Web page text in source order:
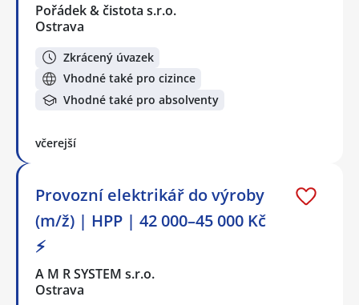
Pořádek & čistota s.r.o.
Ostrava
Zkrácený úvazek
Vhodné také pro cizince
Vhodné také pro absolventy
včerejší
Provozní elektrikář do výroby
(m/ž) | HPP | 42 000–45 000 Kč
⚡
A M R SYSTEM s.r.o.
Ostrava